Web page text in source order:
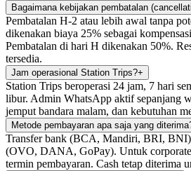
Bagaimana kebijakan pembatalan
Pembatalan H-2 atau lebih awal tanpa
dikenakan biaya 25% sebagai
Pembatalan di hari H dikenakan 50%.
tersedia.
Jam operasional Station Trips?+
Station Trips beroperasi 24 jam, 7 hari
libur. Admin WhatsApp aktif sepanjang
jemput bandara malam, dan kebutuhan
Metode pembayaran apa saja yang
Transfer bank (BCA, Mandiri, BRI,
(OVO, DANA, GoPay). Untuk corporate
termin pembayaran. Cash tetap diterima